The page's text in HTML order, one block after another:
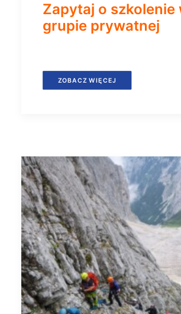
Zapytaj o szkolenie
grupie prywatnej
ZOBACZ WIĘCEJ